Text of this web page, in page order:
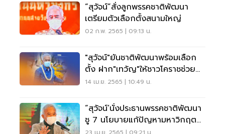
“สุวัจน์”สั่งลูกพรรคชาติพัฒนา
เตรียมตัวเลือกตั้งสนามใหญ่
02 ก.พ. 2565 | 09:13 น.
"สุวัจน์"ยันชาติพัฒนาพร้อมเลือก
ตั้ง ฝาก"เทวัญ"ให้ชาวโคราชช่วย
สนับสนุน
14 เม.ย. 2565 | 10:49 น.
“สุวัจน์’นั่งประธานพรรคชาติพัฒนา
ชู 7 นโยบายแก้ปัญหามหาวิกฤต
ประเทศ